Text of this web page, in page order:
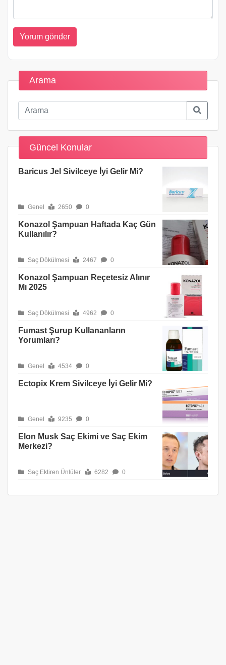
Arama
Güncel Konular
Baricus Jel Sivilceye İyi Gelir Mi?
Genel 2650 0
Konazol Şampuan Haftada Kaç Gün
Kullanılır?
Saç Dökülmesi 2467 0
Konazol Şampuan Reçetesiz Alınır
Mı 2025
Saç Dökülmesi 4962 0
Fumast Şurup Kullananların
Yorumları?
Genel 4534 0
Ectopix Krem Sivilceye İyi Gelir Mi?
Genel 9235 0
Elon Musk Saç Ekimi ve Saç Ekim
Merkezi?
Saç Ektiren Ünlüler 6282 0